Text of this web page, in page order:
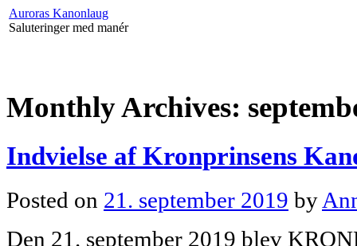
Auroras Kanonlaug
Saluteringer med manér
Monthly Archives:
Indvielse af Kronprinsens
Posted on 21. september 2019 by
Den 21. september 2019 blev